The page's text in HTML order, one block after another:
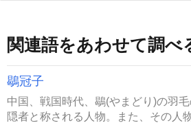
関連語をあわせて調べ
鶡冠子
中国、戦国時代、鶡(やまどり)の羽
隠者と称される人物。また、その人